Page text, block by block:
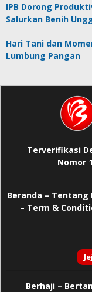
IPB Dorong
Salurkan Benih
Hari Tani dan
Lumbung Pangan
Terverifikasi
Nomor
Beranda – Tentang
– Term &
Berhaji–